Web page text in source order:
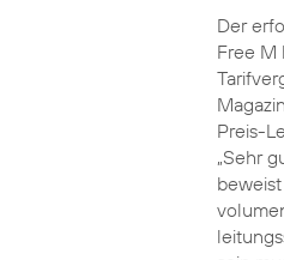
Der
Free M
Preis-
„Sehr